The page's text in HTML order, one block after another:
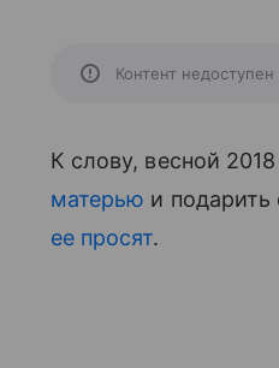
Контент недоступен
К слову, весной
матерью и
ее просят.